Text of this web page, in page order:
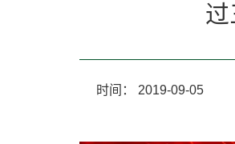
时间： 2019-09-05